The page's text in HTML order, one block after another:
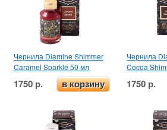
Чернила Diamine Shimmer
Caramel Sparkle 50 мл
1750 р. в корзину
Чернила
Cocoa
1750 р.